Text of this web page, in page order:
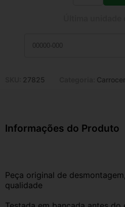
27825
Informações do Produto
Peça original de
qualidade